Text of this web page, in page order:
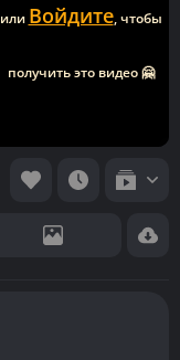
или Войдите, чтобы
получить это видео 🤗